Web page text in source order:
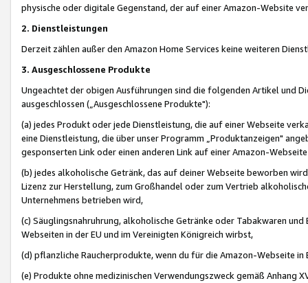
physische oder digitale Gegenstand, der auf einer Amazon-Website
2. Dienstleistungen
Derzeit zählen außer den Amazon Home Services keine weiteren
3. Ausgeschlossene Produkte
Ungeachtet der obigen Ausführungen sind die folgenden Artikel und
ausgeschlossen („Ausgeschlossene Produkte"):
(a) jedes Produkt oder jede Dienstleistung, die auf einer Webseite
eine Dienstleistung, die über unser Programm „Produktanzeigen"
gesponserten Link oder einen anderen Link auf einer Amazon-
(b) jedes alkoholische Getränk, das auf deiner Webseite beworben
Lizenz zur Herstellung, zum Großhandel oder zum Vertrieb
Unternehmens betrieben wird,
(c) Säuglingsnahruhrung, alkoholische Getränke oder Tabakwaren
Webseiten in der EU und im Vereinigten Königreich wirbst,
(d) pflanzliche Raucherprodukte, wenn du für die Amazon-Webseite in
(e) Produkte ohne medizinischen Verwendungszweck gemäß Anhang